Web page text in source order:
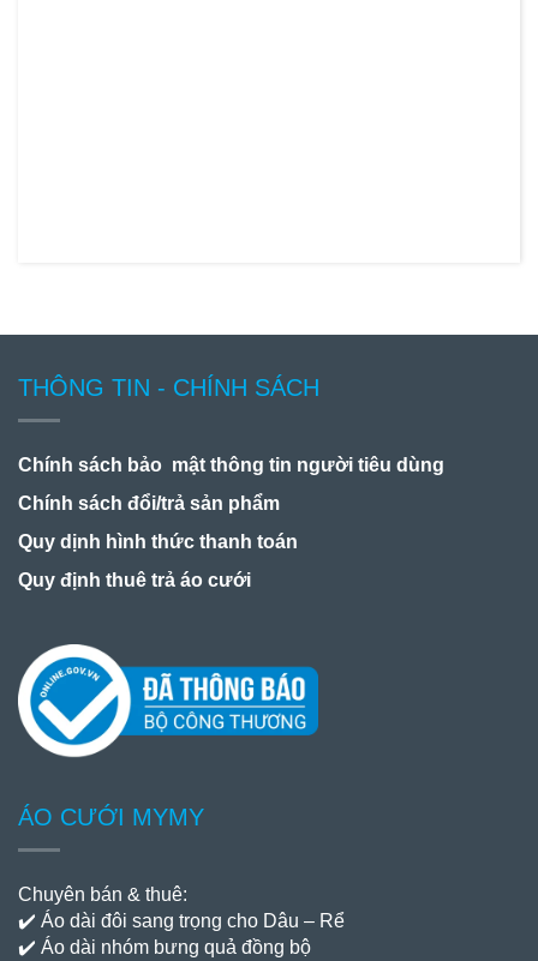
THÔNG TIN - CHÍNH SÁCH
Chính sách bảo mật thông tin người tiêu dùng
Chính sách đổi/trả sản phẩm
Quy dịnh hình thức thanh toán
Quy định thuê trả áo cưới
ÁO CƯỚI MYMY
Chuyên bán & thuê:
✔️ Áo dài đôi sang trọng cho Dâu – Rể
✔️ Áo dài nhóm bưng quả đồng bộ